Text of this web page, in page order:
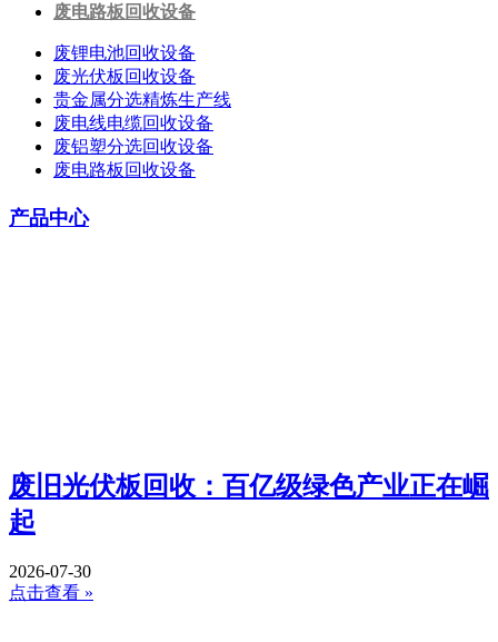
废电路板回收设备
废锂电池回收设备
废光伏板回收设备
贵金属分选精炼生产线
废电线电缆回收设备
废铝塑分选回收设备
废电路板回收设备
产品中心
废旧光伏板回收：百亿级绿色产业正在崛
起
2026-07-30
点击查看 »